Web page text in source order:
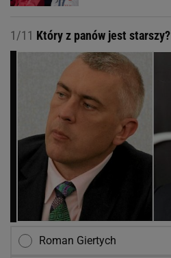
1/11 Który z panów jest starszy?
Roman Giertych